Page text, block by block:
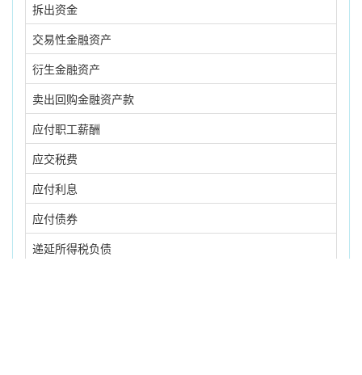
拆出资金
交易性金融资产
衍生金融资产
卖出回购金融资产款
应付职工薪酬
应交税费
应付利息
应付债券
递延所得税负债